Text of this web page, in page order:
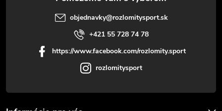
objednavky@rozlomitysport.sk
+421 55 728 74 78
https://www.facebook.com/rozlomity.sport
rozlomitysport